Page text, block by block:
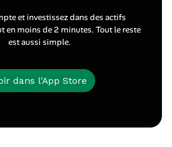
et investissez dans des actifs
en moins de 2 minutes. Tout le reste
est aussi simple.
dans l'App Store